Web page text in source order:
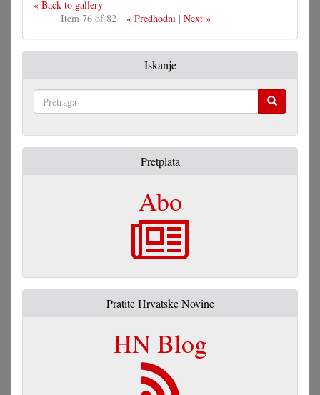
« Back to gallery
Item 76 of 82
« Predhodni| Next »
Iskanje
Pretplata
Abo
Pratite Hrvatske Novine
HN Blog